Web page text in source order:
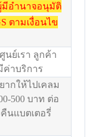
มีอำนาจอนุมัติ
ตามเงื่อนไข
ย์เรา ลูกค้า
ค่าบริการ
กให้ไปเคลม
500 บาท ต่อ
นแบตเตอรี่